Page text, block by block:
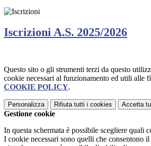
Iscrizioni A.S. 2025/2026
Questo sito o gli strumenti terzi da questo
cookie necessari al funzionamento ed utili alle
COOKIE POLICY.
Personalizza Rifiuta tutti i cookies Accetta
Gestione cookie
In questa schermata è possibile scegliere quali
I cookie necessari sono quelli che consentono